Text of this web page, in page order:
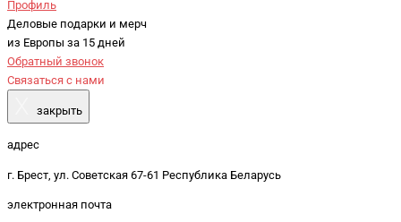
Профиль
Деловые подарки и мерч
из Европы за 15 дней
Обратный звонок
Связаться с нами
закрыть
адрес
г. Брест, ул. Советская 67-61 Республика Беларусь
электронная почта